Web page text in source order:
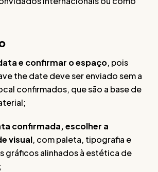
e confirmar o espaço, pois
the date deve ser enviado sem a
confirmados, que são a base de
confirmada, escolher a
visual, com paleta, tipografia e
gráficos alinhados à estética de